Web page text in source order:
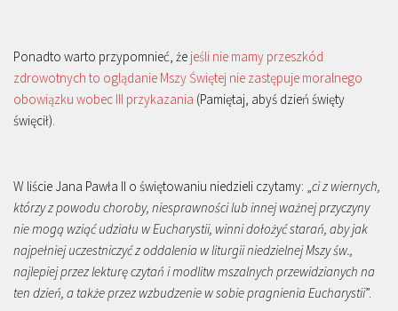
Ponadto warto przypomnieć, że jeśli nie mamy przeszkód
zdrowotnych to oglądanie Mszy Świętej nie zastępuje moralnego
obowiązku wobec III przykazania (Pamiętaj, abyś dzień święty
święcił).
W liście Jana Pawła II o świętowaniu niedzieli czytamy: „ ci z wiernych,
którzy z powodu choroby, niesprawności lub innej ważnej przyczyny
nie mogą wziąć udziału w Eucharystii, winni dołożyć starań, aby jak
najpełniej uczestniczyć z oddalenia w liturgii niedzielnej Mszy św.,
najlepiej przez lekturę czytań i modlitw mszalnych przewidzianych na
ten dzień, a także przez wzbudzenie w sobie pragnienia Eucharystii”.